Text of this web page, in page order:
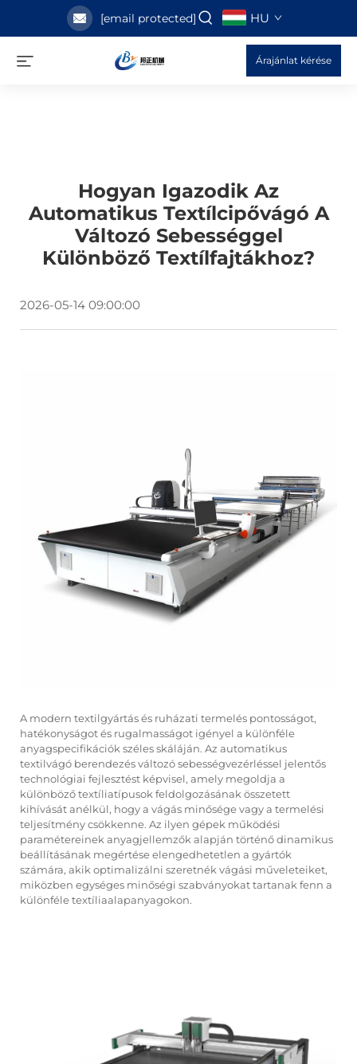
[email protected] HU
Árajánlat kérése
Hogyan Igazodik Az
Automatikus Textílcipővágó A
Változó Sebességgel
Különböző Textílfajtákhoz?
2026-05-14 09:00:00
A modern textilgyártás és ruházati termelés pontosságot,
hatékonyságot és rugalmasságot igényel a különféle
anyagspecifikációk széles skáláján. Az automatikus
textilvágó berendezés változó sebességvezérléssel jelentős
technológiai fejlesztést képvisel, amely megoldja a
különböző textíliatípusok feldolgozásának összetett
kihívását anélkül, hogy a vágás minősége vagy a termelési
teljesítmény csökkenne. Az ilyen gépek működési
paramétereinek anyagjellemzők alapján történő dinamikus
beállításának megértése elengedhetetlen a gyártók
számára, akik optimalizálni szeretnék vágási műveleteiket,
miközben egységes minőségi szabványokat tartanak fenn a
különféle textíliaalapanyagokon.